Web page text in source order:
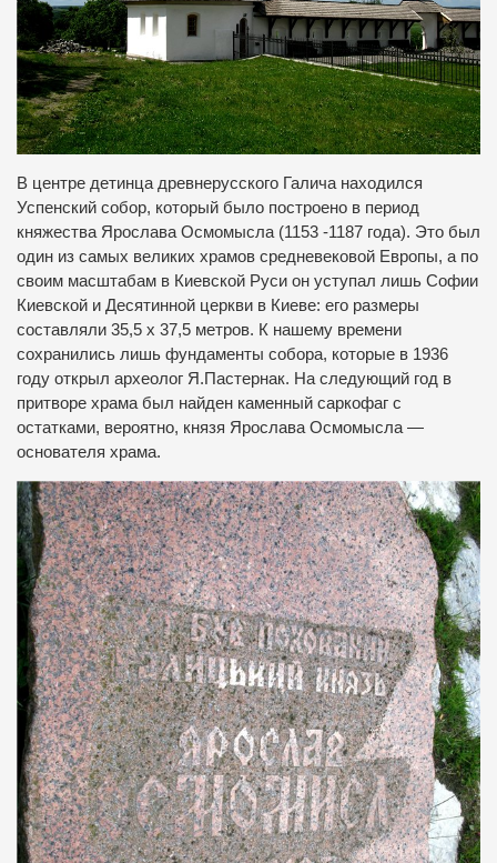
В центре детинца древнерусского Галича находился
Успенский собор, который было построено в период
княжества Ярослава Осмомысла (1153 -1187 года). Это был
один из самых великих храмов средневековой Европы, а по
своим масштабам в Киевской Руси он уступал лишь Софии
Киевской и Десятинной церкви в Киеве: его размеры
составляли 35,5 х 37,5 метров. К нашему времени
сохранились лишь фундаменты собора, которые в 1936
году открыл археолог Я.Пастернак. На следующий год в
притворе храма был найден каменный саркофаг с
остатками, вероятно, князя Ярослава Осмомысла —
основателя храма.